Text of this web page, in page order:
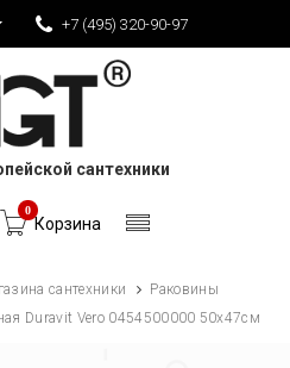
+7 (495) 320-90-97
сантехники
0
Корзина
сантехники
Раковины
Duravit Vero 0454500000 50х47см